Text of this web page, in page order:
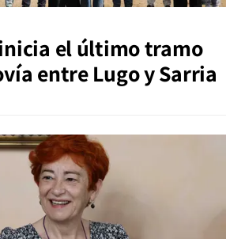
el último tramo
entre Lugo y Sarria